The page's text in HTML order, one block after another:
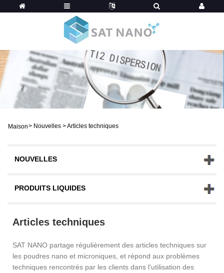
Maison> Nouvelles >Articles techniques
NOUVELLES
PRODUITS LIQUIDES
Articles techniques
SAT NANO partage régulièrement des articles techniques sur
les poudres nano et microniques, et répond aux problèmes
techniques rencontrés par les clients dans l'utilisation des